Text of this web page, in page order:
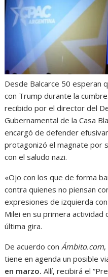
Desde Balcarce 50 esperan
con Trump durante la
recibido por el director del
Gubernamental de la Casa
encargó de defender
protagonizó el magnate por
con el saludo nazi.
«Ojo con los que de forma
contra quienes no piensan
expresiones de izquierda
Milei en su primera actividad
última gira.
De acuerdo con Ámbito.com
tiene en agenda un posible
en marzo. Allí, recibirá el